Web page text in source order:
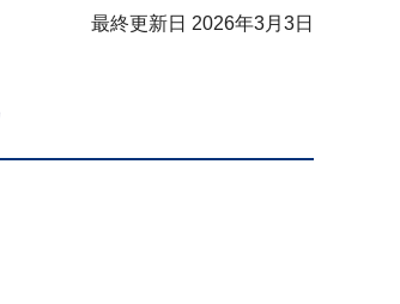
最終更新日 2026年3月3日